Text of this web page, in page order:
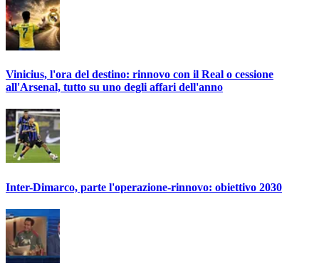
Vinicius, l'ora del destino: rinnovo con il Real o cessione
all'Arsenal, tutto su uno degli affari dell'anno
Inter-Dimarco, parte l'operazione-rinnovo: obiettivo 2030